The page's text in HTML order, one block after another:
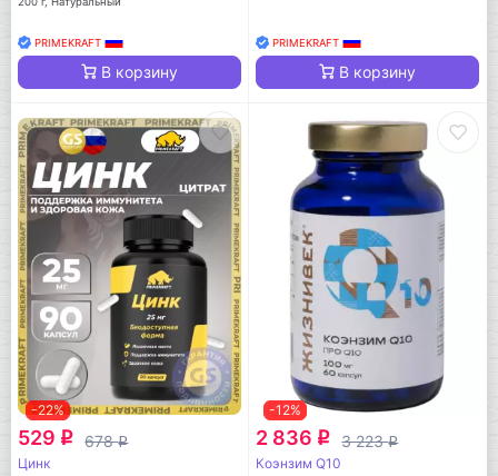
PRIMEKRAFT
В корзину
PRIMEKRAFT
В корзину
-22%
529 q 678q
Цинк
-12%
2 836 q 3 223q
Коэнзим Q10